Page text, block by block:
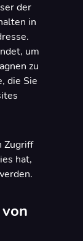
der
in
um
zu
die Sie
Zugriff
hat,